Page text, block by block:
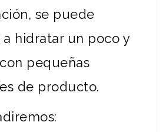
se puede
hidratar un poco y
pequeñas
de producto.